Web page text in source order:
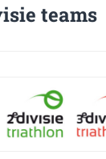
teams